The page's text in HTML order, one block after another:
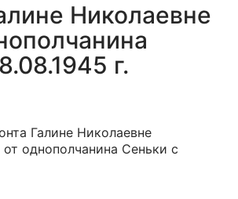
Николаевне
г.
Галине Николаевне
однополчанина Сеньки с